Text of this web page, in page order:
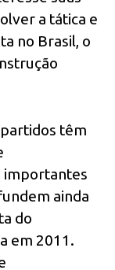
a tática e
no Brasil, o
têm
importantes
ainda
do
em 2011.